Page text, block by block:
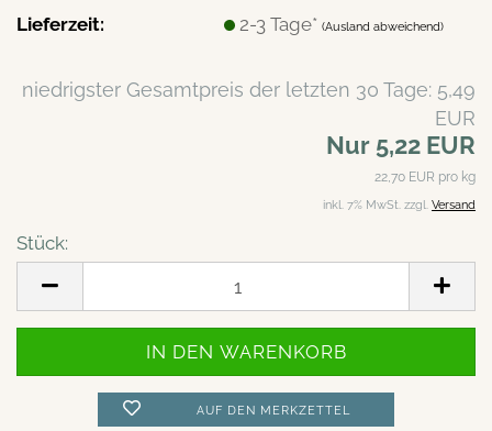
Lieferzeit:
2-3 Tage*(Ausland abweichend)
niedrigster Gesamtpreis der letzten 30 Tage: 5,49
EUR
Nur 5,22 EUR
22,70 EUR pro kg
inkl. 7% MwSt. zzgl. Versand
Stück:
AUF DEN MERKZETTEL